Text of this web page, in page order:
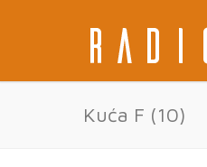
Kuća F (10)